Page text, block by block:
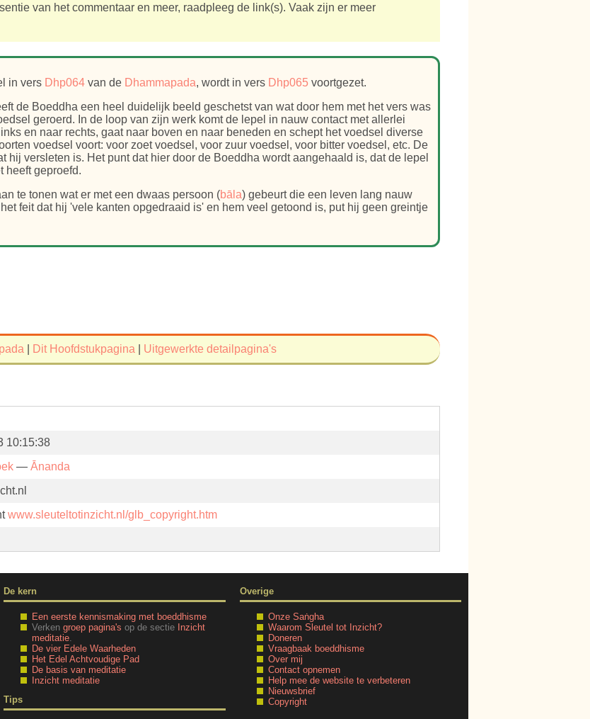
van het commentaar en meer, raadpleeg de link(s). Vaak zijn er meer
in vers Dhp064 van de Dhammapada, wordt in vers Dhp065 voortgezet.
de Boeddha een heel duidelijk beeld geschetst van wat door hem met het vers was
geroerd. In de loop van zijn werk komt de lepel in nauw contact met allerlei
en naar rechts, gaat naar boven en naar beneden en schept het voedsel diverse
voedsel voort: voor zoet voedsel, voor zuur voedsel, voor bitter voedsel, etc. De
hij versleten is. Het punt dat hier door de Boeddha wordt aangehaald is, dat de lepel
heeft geproefd.
te tonen wat er met een dwaas persoon (bāla) gebeurt die een leven lang nauw
feit dat hij 'vele kanten opgedraaid is' en hem veel getoond is, put hij geen greintje
Dit Hoofdstukpagina Uitgewerkte detailpagina's
10:15:38
— Ānanda
www.sleuteltotinzicht.nl/glb_copyright.htm
De kern
Een eerste kennismaking met boeddhisme
Verkengroep pagina's op de sectie Inzicht
meditatie
De vier Edele Waarheden
Het Edel Achtvoudige Pad
De basis van meditatie
Inzicht meditatie
Tips
Overige
Onze Saṅgha
Waarom Sleutel tot Inzicht?
Doneren
Vraagbaak boeddhisme
Over mij
Contact opnemen
Help mee de website te verbeteren
Nieuwsbrief
Copyright